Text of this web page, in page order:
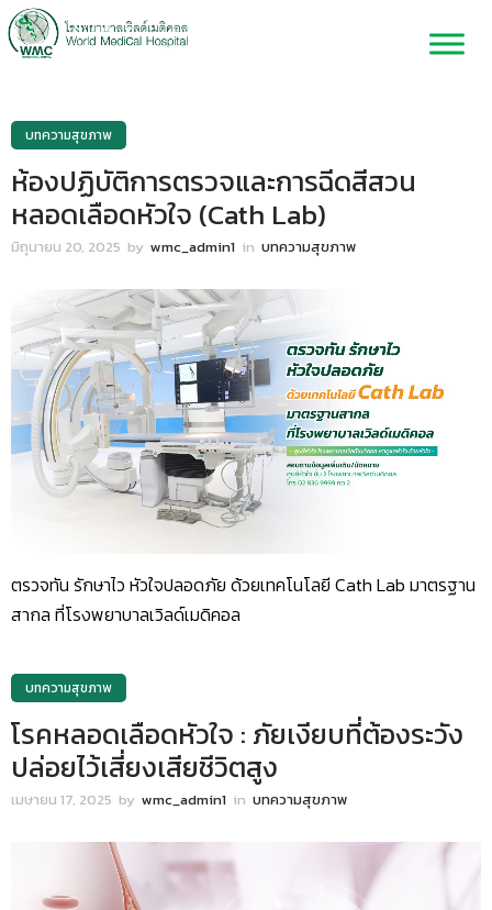
บทความสุขภาพ
ห้องปฏิบัติการตรวจและการฉีดสีสวน
หลอดเลือดหัวใจ (Cath Lab)
มิถุนายน 20, 2025 by wmc_admin1 in บทความสุขภาพ
ตรวจทัน รักษาไว หัวใจปลอดภัย ด้วยเทคโนโลยี Cath Lab มาตรฐาน
สากล ที่โรงพยาบาลเวิลด์เมดิคอล
บทความสุขภาพ
โรคหลอดเลือดหัวใจ : ภัยเงียบที่ต้องระวัง
ปล่อยไว้เสี่ยงเสียชีวิตสูง
เมษายน 17, 2025 by wmc_admin1 in บทความสุขภาพ